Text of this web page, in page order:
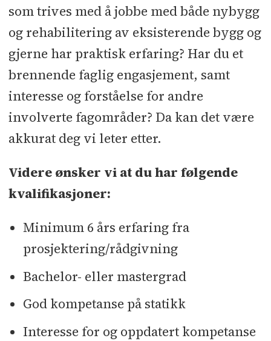
som trives med å jobbe med både nybygg
og rehabilitering av eksisterende bygg og
gjerne har praktisk erfaring? Har du et
brennende faglig engasjement, samt
interesse og forståelse for andre
involverte fagområder? Da kan det være
akkurat deg vi leter etter.
Videre ønsker vi at du har følgende
kvalifikasjoner:
Minimum 6 års erfaring fra
prosjektering/rådgivning
Bachelor- eller mastergrad
God kompetanse på statikk
Interesse for og oppdatert kompetanse